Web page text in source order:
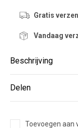
Gratis
Vandaag
Beschrijving
Delen
Toevoegen aan